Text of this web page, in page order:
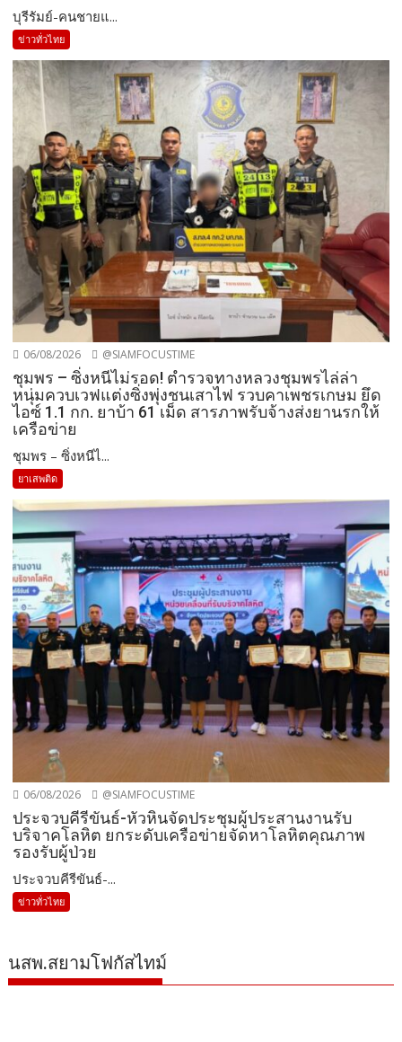
บุรีรัมย์-คนชายแ...
ข่าวทั่วไทย
06/08/2026 @SIAMFOCUSTIME
ชุมพร – ซิ่งหนีไม่รอด! ตำรวจทางหลวงชุมพรไล่ล่า
หนุ่มควบเวฟแต่งซิ่งพุ่งชนเสาไฟ รวบคาเพชรเกษม ยึด
ไอซ์ 1.1 กก. ยาบ้า 61 เม็ด สารภาพรับจ้างส่งยานรกให้
เครือข่าย
ชุมพร – ซิ่งหนีไ...
ยาเสพติด
06/08/2026 @SIAMFOCUSTIME
ประจวบคีรีขันธ์-หัวหินจัดประชุมผู้ประสานงานรับ
บริจาคโลหิต ยกระดับเครือข่ายจัดหาโลหิตคุณภาพ
รองรับผู้ป่วย
ประจวบคีรีขันธ์-...
ข่าวทั่วไทย
นสพ.สยามโฟกัสไทม์